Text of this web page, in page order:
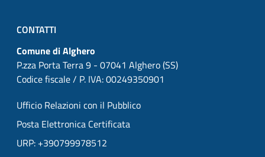
CONTATTI
Comune di Alghero
P.zza Porta Terra 9 - 07041 Alghero (SS)
Codice fiscale / P. IVA: 00249350901
Ufficio Relazioni con il Pubblico
Posta Elettronica Certificata
URP: +390799978512